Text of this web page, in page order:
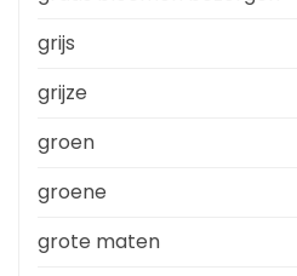
grijs
grijze
groen
groene
grote maten